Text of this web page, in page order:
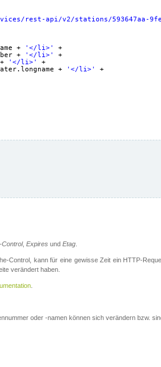
rest-api/v2/stations/593647aa-
+ '</li>'
+
+ '</li>'
+
'</li>'
+
+ '</li>'
+
Control, Expires und Etag.
Control, kann für eine gewisse Zeit ein HTTP-
verändert haben.
.
oder -namen können sich verändern bzw.